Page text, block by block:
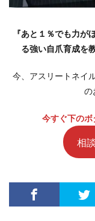
『あと１％でも力が
る強い自爪育成を
今、アスリートネイ
の
今すぐ下のボ
相